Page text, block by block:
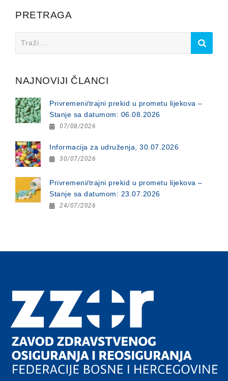
PRETRAGA
NAJNOVIJI ČLANCI
Privremeni/trajni prekid u prometu lijekova –
Stanje sa datumom: 06.08.2026
07/08/2026
Informacija za udruženja, 30.07.2026
30/07/2026
Privremeni/trajni prekid u prometu lijekova –
Stanje sa datumom: 23.07.2026
24/07/2026